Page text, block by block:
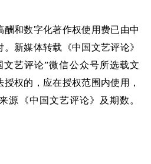
数字化著作权使用费已由中
新媒体转载《中国文艺评论》
艺评论”微信公众号所选载文
权的，应在授权范围内使用，
源《中国文艺评论》及期数。